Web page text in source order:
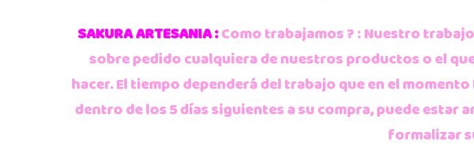
SAKURA ARTESANIA :Como trabajamos ? : Nuestro
sobre pedido cualquiera de nuestros productos o el
hacer. El tiempo dependerá del trabajo que en el
dentro de los 5 días siguientes a su compra, puede estar
formalizar